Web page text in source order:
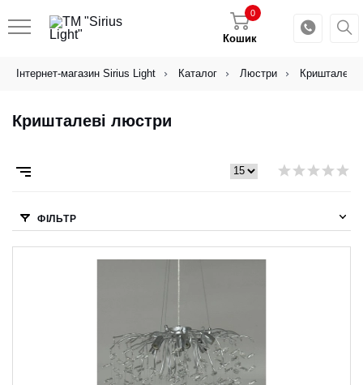
Кошик
0
Інтернет-магазин Sirius Light Каталог Люстри Кришталеві
Кришталеві люстри
ФІЛЬТР